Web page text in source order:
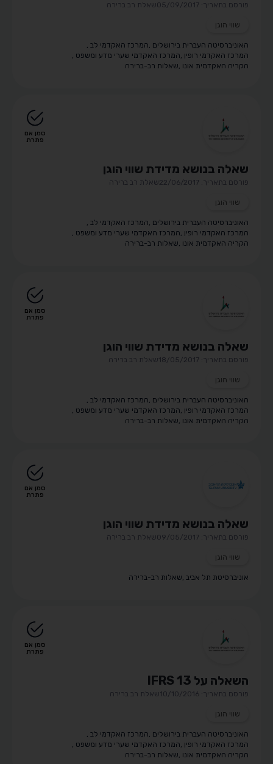
פורסם בתאריך: 05/09/2017 שאלת רב ברירה
שווי הוגן
האוניברסיטה העברית בירושלים ,המרכז האקדמי לב ,
המרכז האקדמי רופין ,המרכז האקדמי שערי מדע ומשפט ,
הקריה האקדמית אונו ,שאלות רב-ברירה
שאלה בנושא מדידת שווי הוגן
פורסם בתאריך: 22/06/2017 שאלת רב ברירה
שווי הוגן
האוניברסיטה העברית בירושלים ,המרכז האקדמי לב ,
המרכז האקדמי רופין ,המרכז האקדמי שערי מדע ומשפט ,
הקריה האקדמית אונו ,שאלות רב-ברירה
סמן אם
פתרת
שאלה בנושא מדידת שווי הוגן
פורסם בתאריך: 18/05/2017 שאלת רב ברירה
שווי הוגן
האוניברסיטה העברית בירושלים ,המרכז האקדמי לב ,
המרכז האקדמי רופין ,המרכז האקדמי שערי מדע ומשפט ,
הקריה האקדמית אונו ,שאלות רב-ברירה
סמן אם
פתרת
שאלה בנושא מדידת שווי הוגן
פורסם בתאריך: 09/05/2017 שאלת רב ברירה
שווי הוגן
אוניברסיטת תל אביב ,שאלות רב-ברירה
סמן אם
פתרת
השאלה על IFRS 13
פורסם בתאריך: 10/10/2016 שאלת רב ברירה
שווי הוגן
האוניברסיטה העברית בירושלים ,המרכז האקדמי לב ,
המרכז האקדמי רופין ,המרכז האקדמי שערי מדע ומשפט ,
הקריה האקדמית אונו ,שאלות רב-ברירה
סמן אם
פתרת